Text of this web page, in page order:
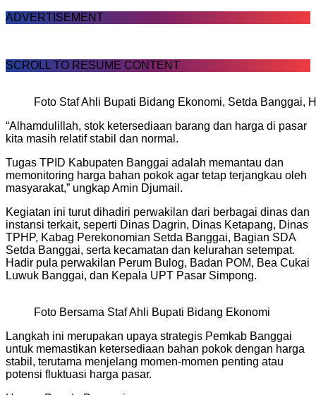
ADVERTISEMENT
SCROLL TO RESUME CONTENT
Foto Staf Ahli Bupati Bidang Ekonomi, Setda Banggai,
“Alhamdulillah, stok ketersediaan barang dan harga di pasar
kita masih relatif stabil dan normal.
Tugas TPID Kabupaten Banggai adalah memantau dan
memonitoring harga bahan pokok agar tetap terjangkau oleh
masyarakat,” ungkap Amin Djumail.
Kegiatan ini turut dihadiri perwakilan dari berbagai dinas dan
instansi terkait, seperti Dinas Dagrin, Dinas Ketapang, Dinas
TPHP, Kabag Perekonomian Setda Banggai, Bagian SDA
Setda Banggai, serta kecamatan dan kelurahan setempat.
Hadir pula perwakilan Perum Bulog, Badan POM, Bea Cukai
Luwuk Banggai, dan Kepala UPT Pasar Simpong.
Foto Bersama Staf Ahli Bupati Bidang Ekonomi
Langkah ini merupakan upaya strategis Pemkab Banggai
untuk memastikan ketersediaan bahan pokok dengan harga
stabil, terutama menjelang momen-momen penting atau
potensi fluktuasi harga pasar.